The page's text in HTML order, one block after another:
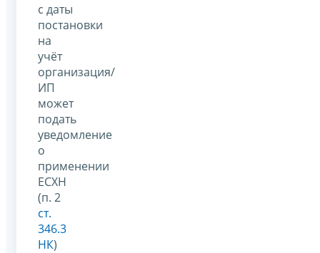
с даты
постановки
на
учёт
организация/
ИП
может
подать
уведомление
о
применении
ЕСХН
(п. 2
ст.
346.3
НК)